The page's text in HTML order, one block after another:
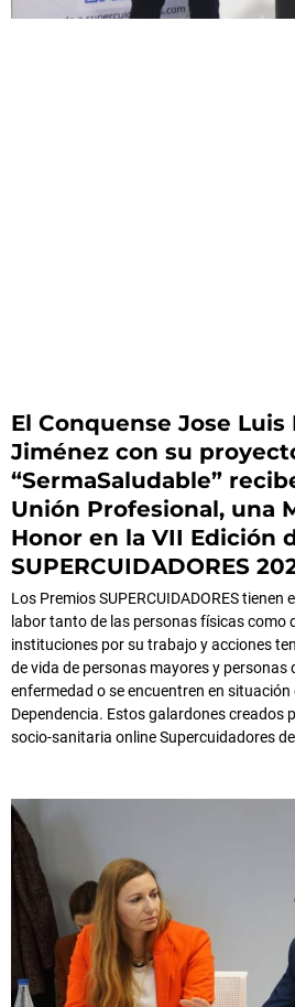
El Conquense Jose
Jiménez con su
“SermaSaludable”
Unión Profesional, una
Honor en la VII Edición
SUPERCUIDADORES
Los Premios SUPERCUIDADORES tienen
labor tanto de las personas físicas como
instituciones por su trabajo y acciones
de vida de personas mayores y
enfermedad o se encuentren en
Dependencia. Estos galardones creados
socio-sanitaria online Supercuidadores